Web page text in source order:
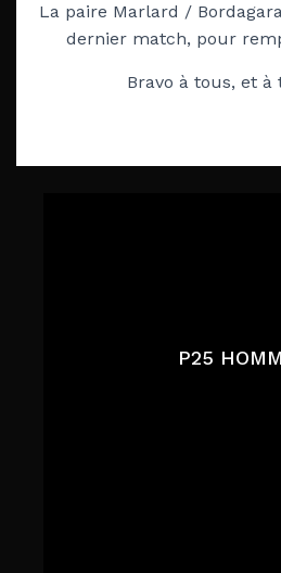
La paire Marlard /
dernier match, pour
Bravo à tous, et à
P25